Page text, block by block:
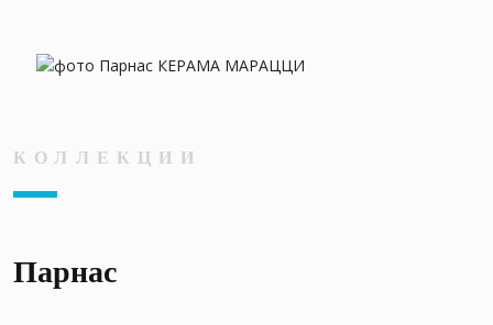
КОЛЛЕКЦИИ
Парнас